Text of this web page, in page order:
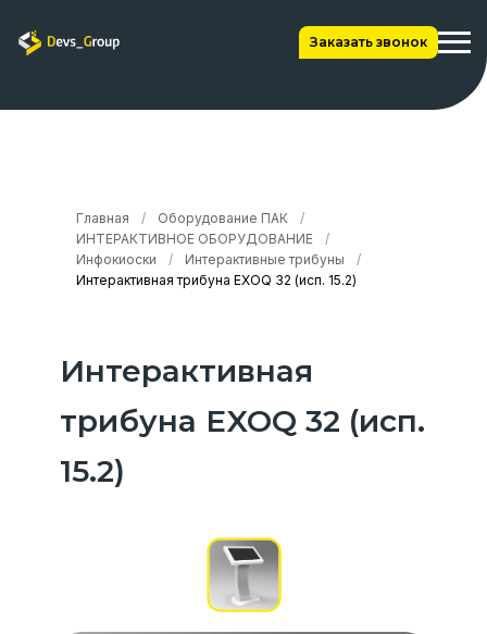
Заказать звонок
Главная / Оборудование ПАК
/
ИНТЕРАКТИВНОЕ ОБОРУДОВАНИЕ
/
Инфокиоски
/ Интерактивные трибуны
/
Интерактивная трибуна EXOQ 32 (исп. 15.2)
Интерактивная
трибуна EXOQ 32 (исп.
15.2)